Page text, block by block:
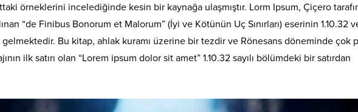
örneklerini incelediğinde kesin bir kaynağa ulaşmıştır. Lorm Ipsum, Çiçero
“de Finibus Bonorum et Malorum” (İyi ve Kötünün Uç Sınırları) eserinin 1.10.32
gelmektedir. Bu kitap, ahlak kuramı üzerine bir tezdir ve Rönesans döneminde çok
ilk satırı olan “Lorem ipsum dolor sit amet” 1.10.32 sayılı bölümdeki bir satırdan